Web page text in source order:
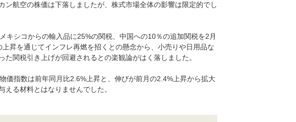
航空の株価は下落しましたが、株式市場全体の影響は限定的でし
キシコからの輸入品に25%の関税、中国への10％の追加関税を2月
昇を通じてインフレ再燃を招くとの懸念から、小売りや日用品な
関税引き上げが回避されるとの楽観論がはく落しました。
価指数は前年同月比2.6%上昇と、伸びが前月の2.4%上昇から拡大
る材料とはなりませんでした。